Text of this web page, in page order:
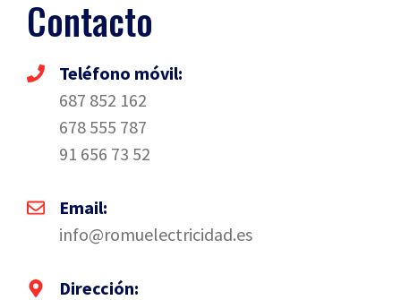
Contacto
Teléfono móvil:
687 852 162
678 555 787
91 656 73 52
Email:
info@romuelectricidad.es
Dirección: